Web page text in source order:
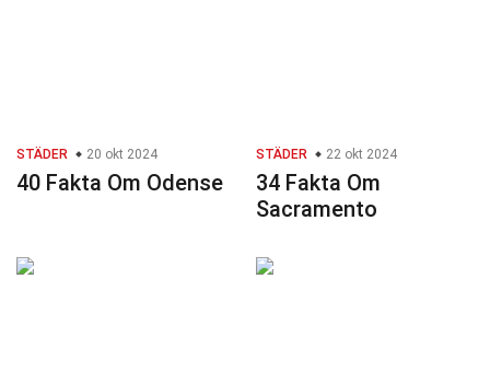
STÄDER 20 okt 2024
40 Fakta Om Odense
STÄDER 22 okt 2024
34 Fakta Om
Sacramento